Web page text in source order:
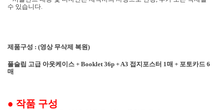
수 있습니다.
제품구성 : (영상 무삭제 복원)
풀슬립 고급 아웃케이스 + Booklet 36p + A3 접지포스터 1매 + 포토카드 6
매
● 작품 구성